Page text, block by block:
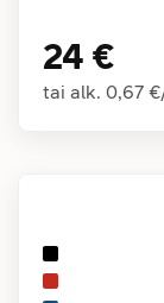
24 €
tai alk. 0,67 €